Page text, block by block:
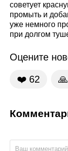
советует
промыть и
уже немного
при долгом
Оцените
❤️ 62 🙏